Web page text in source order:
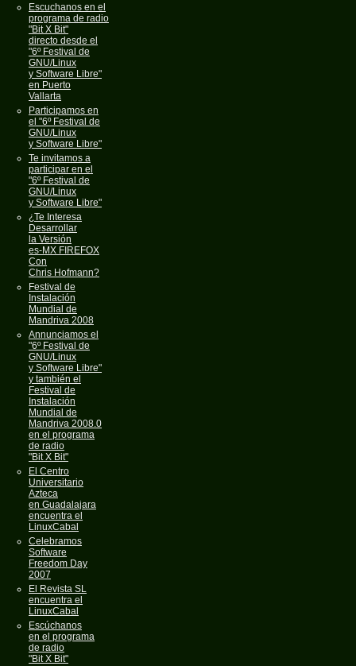
Escuchanos en el
programa de radio
"Bit X Bit"
directo desde el
"6º Festival de
GNU/Linux
y Software Libre"
en Puerto
Vallarta
Participamos en
el "6º Festival de
GNU/Linux
y Software Libre"
Te invitamos a
participar en el
"6º Festival de
GNU/Linux
y Software Libre"
¿Te Interesa
Desarrollar
la Versión
es-MX FIREFOX
Con
Chris Hofmann?
Festival de
Instalación
Mundial de
Mandriva 2008
Annunciamos el
"6º Festival de
GNU/Linux
y Software Libre"
y también el
Festival de
Instalación
Mundial de
Mandriva 2008.0
en el programa
de radio
"Bit X Bit"
El Centro
Universitario
Azteca
en Guadalajara
encuentra el
LinuxCabal
Celebramos
Software
Freedom Day
2007
El Revista SL
encuentra el
LinuxCabal
Escúchanos
en el programa
de radio
"Bit X Bit"